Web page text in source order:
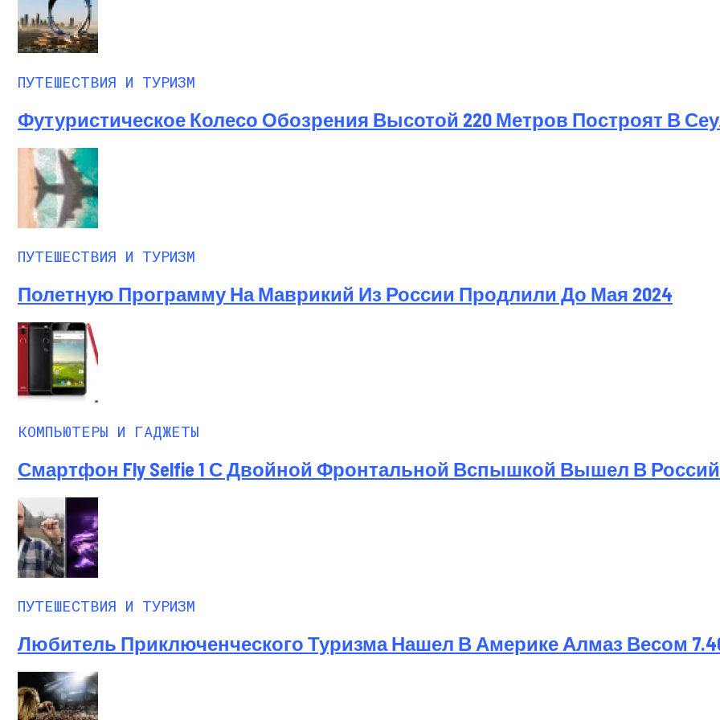
ПУТЕШЕСТВИЯ И ТУРИЗМ
Футуристическое Колесо Обозрения Высотой 220 Метров Построят В
ПУТЕШЕСТВИЯ И ТУРИЗМ
Полетную Программу На Маврикий Из России Продлили До Мая 2024
КОМПЬЮТЕРЫ И ГАДЖЕТЫ
Смартфон Fly Selfie 1 С Двойной Фронтальной Вспышкой Вышел В
ПУТЕШЕСТВИЯ И ТУРИЗМ
Любитель Приключенческого Туризма Нашел В Америке Алмаз Весом